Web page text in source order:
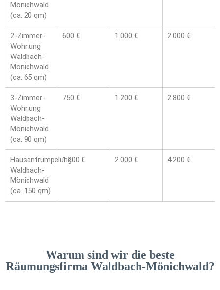
Mönichwald
(ca. 20 qm)
2-Zimmer-
Wohnung
Waldbach-
Mönichwald
(ca. 65 qm)
600 € 1.000 € 2.000 €
3-Zimmer-
Wohnung
Waldbach-
Mönichwald
(ca. 90 qm)
750 € 1.200 € 2.800 €
Hausentrümpelung
Waldbach-
Mönichwald
(ca. 150 qm)
1.200 € 2.000 € 4.200 €
Warum sind wir die beste
Räumungsfirma Waldbach-Mönichwald?